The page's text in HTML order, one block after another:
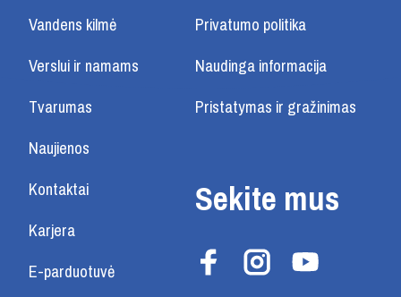
Vandens kilmė
Verslui ir namams
Tvarumas
Naujienos
Kontaktai
Karjera
E-parduotuvė
Privatumo politika
Naudinga informacija
Pristatymas ir gražinimas
Sekite mus